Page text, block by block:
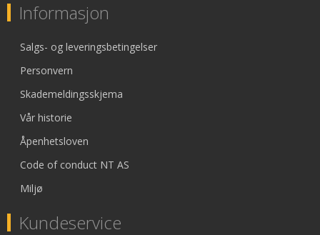
Informasjon
Salgs- og leveringsbetingelser
Personvern
Skademeldingsskjema
Vår historie
Åpenhetsloven
Code of conduct NT AS
Miljø
Kundeservice